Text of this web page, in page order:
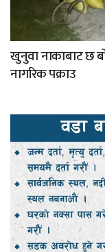
खुनुवा नाकाबाट छ
नागरिक पक्राउ